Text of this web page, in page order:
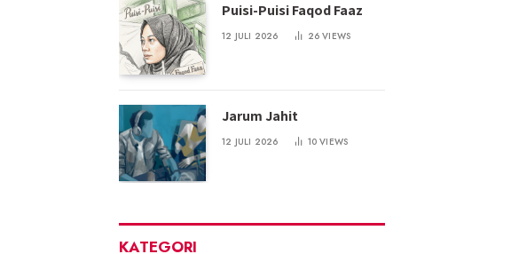
Puisi-Puisi Faqod Faaz
12 JULI 2026 26VIEWS
Jarum Jahit
12 JULI 2026 10VIEWS
KATEGORI